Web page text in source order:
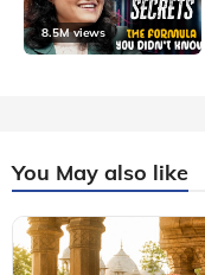
8.5M views
You May also like